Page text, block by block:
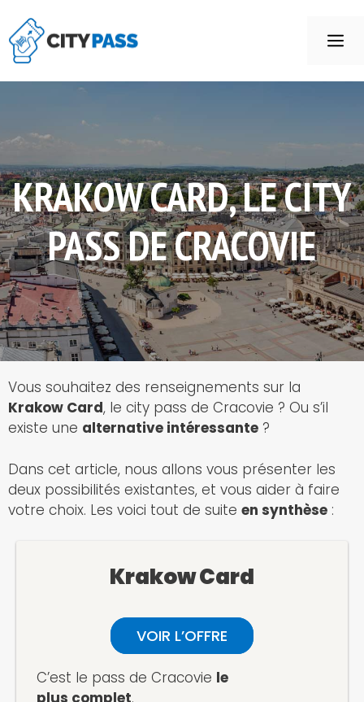
au
contenu
KRAKOW CARD, LE CITY
PASS DE CRACOVIE
Vous souhaitez des renseignements sur la
Krakow Card, le city pass de Cracovie ? Ou s’il
existe une alternative intéressante ?
Dans cet article, nous allons vous présenter les
deux possibilités existantes, et vous aider à faire
votre choix. Les voici tout de suite en synthèse :
Krakow Card
VOIR L’OFFRE
C’est le pass de Cracovie le
plus complet.